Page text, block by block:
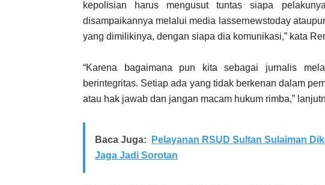
kepolisian harus mengusut tuntas siapa
disampaikannya melalui media lassernewstoday
yang dimilikinya, dengan siapa dia komunikasi,” kata
“Karena bagaimana pun kita sebagai jurnalis
berintegritas. Setiap ada yang tidak berkenan dalam
atau hak jawab dan jangan macam hukum rimba,”
Baca Juga:
Pelayanan RSUD Sultan Sulaiman
Jaga Jadi Sorotan